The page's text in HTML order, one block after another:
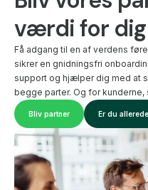
værdi for dig
Få adgang til en af verdens
sikrer en gnidningsfri
support og hjælper dig med at
begge parter. Og for
Bliv partner Er du